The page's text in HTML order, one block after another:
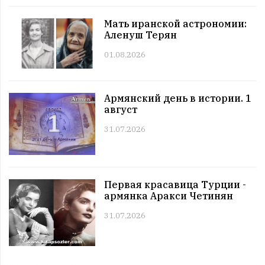
11:00 | 11.07 | 1027
ЗНАМЕНИТОСТИ
Именниники. 11 июль
10:00 | 11.07 | 1002
АРМЯНЕ
Армянский день в истории. 11 июль
Все праздники. 11 июль
08:00 | 11.07 | 986|
ГОРОСКОПЫ
Четверг. 11 июль
12:00 | 10.07 | 1024
Этот день в истории. 10 июль
11:00 | 10.07 | 1010
Именниники. 10 июль
10:00 | 10.07 | 989|
Армянский день в истории. 10 июль
09:00 | 10.07 |
991|
Все праздники. 10 июль
Мать иранской астрономии:
Аленуш Терян
01.08.2026
Армянский день в истории. 1
август
31.07.2026
Первая красавица Турции -
армянка Аракси Четинян
31.07.2026